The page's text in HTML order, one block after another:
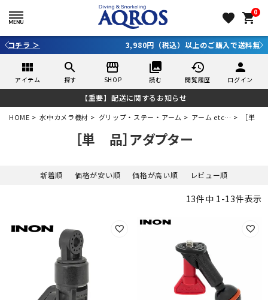
favorite 0
shopping_cart
3,980円（税込）以上のご購入で送料無料！
view_module
アイテム
search
探す
storefront
SHOP
collections
読む
history
閲覧履歴
person
ログイン
【重要】配送に関するお知らせ
HOME 水中カメラ機材 グリップ・ステー・アーム アーム etc… ［単
［単 品］アダプター
新着順 価格が安い順 価格が高い順 レビュー順
13件中 1-13件表示